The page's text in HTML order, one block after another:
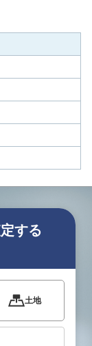
する
土地